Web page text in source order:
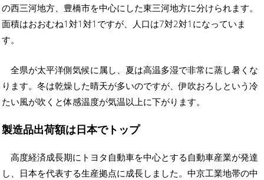
の西三河地方、豊橋市を中心にした東三河地方に分けられます。
面積はおおむね1対1対1ですが、人口は7対2対1になっていま
す。
全県が太平洋側気候に属し、夏は高温多湿で非常に蒸し暑くな
ります。冬は乾燥した晴天が多いのですが、伊吹おろしという冷
たい風が吹くと体感温度が気温以上に下がります。
製造品出荷額は日本でトップ
高度経済成長期にトヨタ自動車を中心とする自動車産業が発達
し、日本を代表する生産拠点に成長しました。中京工業地帯の中